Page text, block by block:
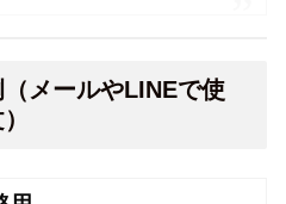
メールやLINEで使